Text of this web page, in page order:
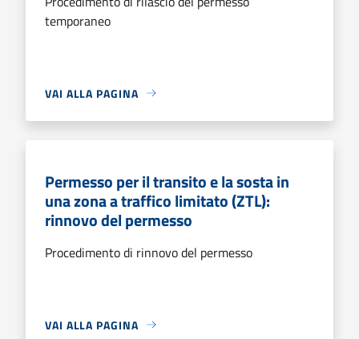
temporaneo
VAI ALLA PAGINA
Permesso per il transito e la sosta in
una zona a traffico limitato (ZTL):
rinnovo del permesso
Procedimento di rinnovo del permesso
VAI ALLA PAGINA